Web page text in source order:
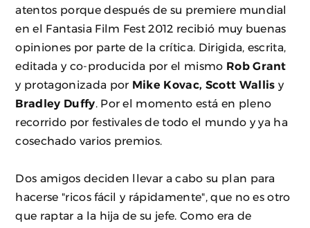
atentos porque después de su premiere mundial
en el Fantasia Film Fest 2012 recibió muy buenas
opiniones por parte de la crítica. Dirigida, escrita,
editada y co-producida por el mismo Rob Grant
y protagonizada por Mike Kovac, Scott Wallis y
Bradley Duffy . Por el momento está en pleno
recorrido por festivales de todo el mundo y ya ha
cosechado varios premios.
Dos amigos deciden llevar a cabo su plan para
hacerse "ricos fácil y rápidamente", que no es otro
que raptar a la hija de su jefe. Como era de